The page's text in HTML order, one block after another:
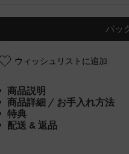
バッ
ウィッシュリストに追加
商品説明
商品詳細 / お手入れ方法
特典
配送 & 返品